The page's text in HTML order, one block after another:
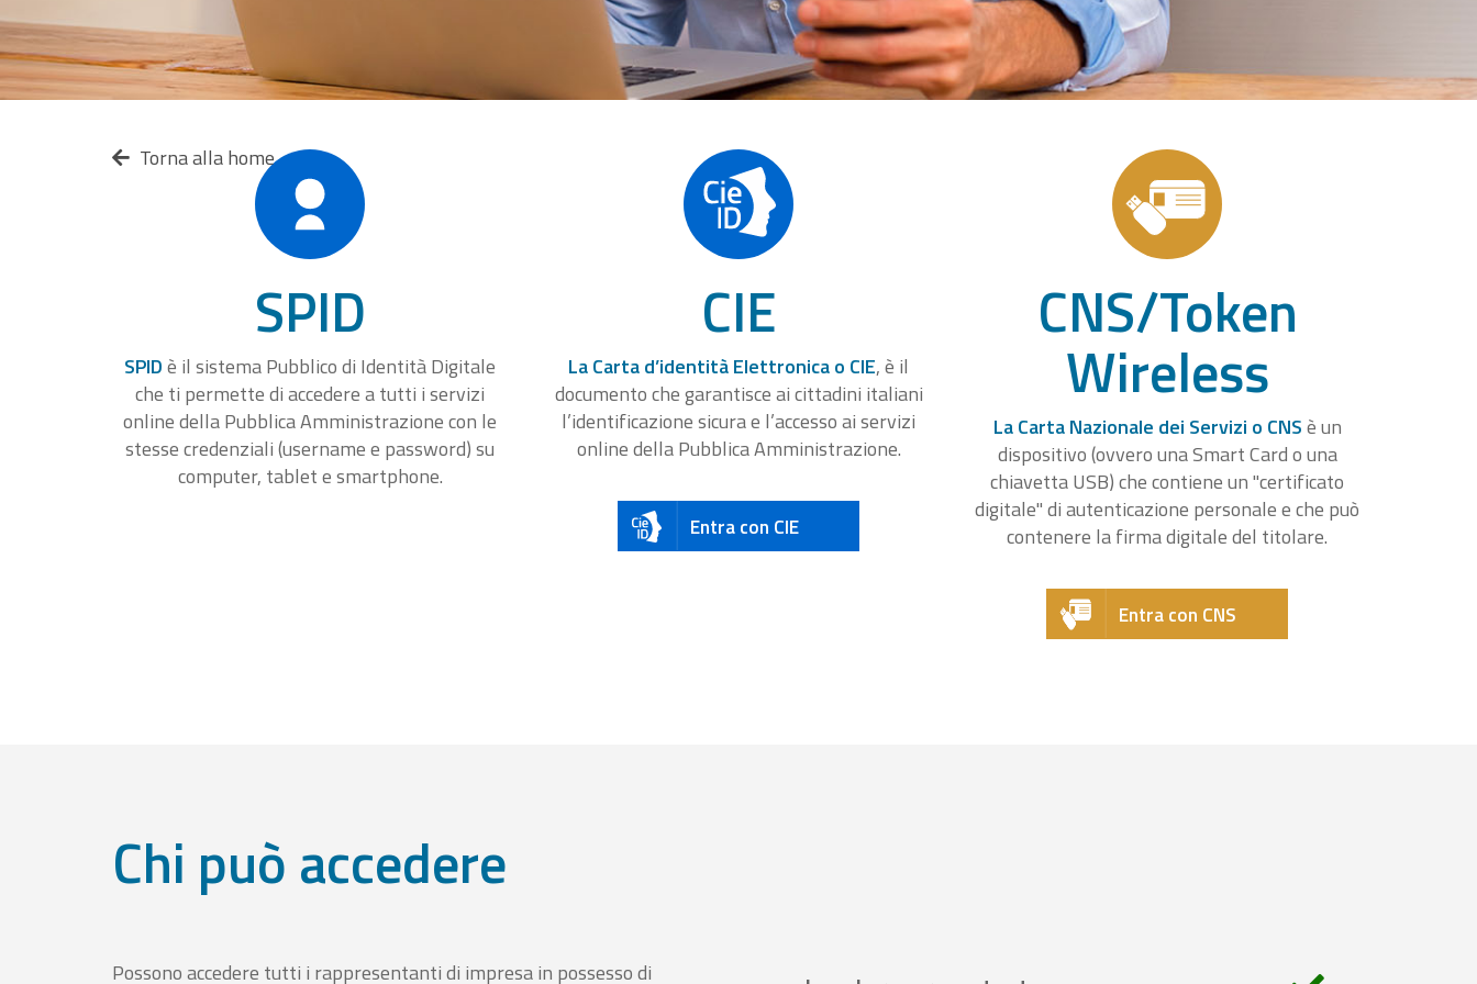
Torna alla home
SPID
SPIDè il sistema Pubblico di Identità Digitale
che ti permette di accedere a tutti i servizi
online della Pubblica Amministrazione con le
stesse credenziali (username e password) su
computer, tablet e smartphone.
CIE
La Carta d’identità Elettronica o CIE, è il
documento che garantisce ai cittadini italiani
l’identificazione sicura e l’accesso ai servizi
online della Pubblica Amministrazione.
Entra con CIE
CNS/Token
Wireless
La Carta Nazionale dei Servizi o CNSè un
dispositivo (ovvero una Smart Card o una
chiavetta USB) che contiene un "certificato
digitale" di autenticazione personale e che può
contenere la firma digitale del titolare.
Entra con CNS
Chi può accedere
Possono accedere tutti i rappresentanti di impresa in possesso di